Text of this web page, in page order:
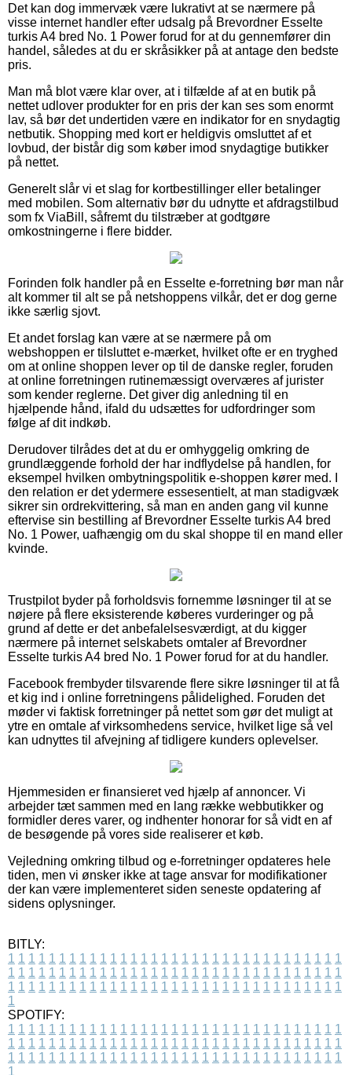
Det kan dog immervæk være lukrativt at se nærmere på
visse internet handler efter udsalg på Brevordner Esselte
turkis A4 bred No. 1 Power forud for at du gennemfører din
handel, således at du er skråsikker på at antage den bedste
pris.
Man må blot være klar over, at i tilfælde af at en butik på
nettet udlover produkter for en pris der kan ses som enormt
lav, så bør det undertiden være en indikator for en snydagtig
netbutik. Shopping med kort er heldigvis omsluttet af et
lovbud, der bistår dig som køber imod snydagtige butikker
på nettet.
Generelt slår vi et slag for kortbestillinger eller betalinger
med mobilen. Som alternativ bør du udnytte et afdragstilbud
som fx ViaBill, såfremt du tilstræber at godtgøre
omkostningerne i flere bidder.
Forinden folk handler på en Esselte e-forretning bør man når
alt kommer til alt se på netshoppens vilkår, det er dog gerne
ikke særlig sjovt.
Et andet forslag kan være at se nærmere på om
webshoppen er tilsluttet e-mærket, hvilket ofte er en tryghed
om at online shoppen lever op til de danske regler, foruden
at online forretningen rutinemæssigt overværes af jurister
som kender reglerne. Det giver dig anledning til en
hjælpende hånd, ifald du udsættes for udfordringer som
følge af dit indkøb.
Derudover tilrådes det at du er omhyggelig omkring de
grundlæggende forhold der har indflydelse på handlen, for
eksempel hvilken ombytningspolitik e-shoppen kører med. I
den relation er det ydermere essesentielt, at man stadigvæk
sikrer sin ordrekvittering, så man en anden gang vil kunne
eftervise sin bestilling af Brevordner Esselte turkis A4 bred
No. 1 Power, uafhængig om du skal shoppe til en mand eller
kvinde.
Trustpilot byder på forholdsvis fornemme løsninger til at se
nøjere på flere eksisterende køberes vurderinger og på
grund af dette er det anbefalelsesværdigt, at du kigger
nærmere på internet selskabets omtaler af Brevordner
Esselte turkis A4 bred No. 1 Power forud for at du handler.
Facebook frembyder tilsvarende flere sikre løsninger til at få
et kig ind i online forretningens pålidelighed. Foruden det
møder vi faktisk forretninger på nettet som gør det muligt at
ytre en omtale af virksomhedens service, hvilket lige så vel
kan udnyttes til afvejning af tidligere kunders oplevelser.
Hjemmesiden er finansieret ved hjælp af annoncer. Vi
arbejder tæt sammen med en lang række webbutikker og
formidler deres varer, og indhenter honorar for så vidt en af
de besøgende på vores side realiserer et køb.
Vejledning omkring tilbud og e-forretninger opdateres hele
tiden, men vi ønsker ikke at tage ansvar for modifikationer
der kan være implementeret siden seneste opdatering af
sidens oplysninger.
BITLY:
1 1 1 1 1 1 1 1 1 1 1 1 1 1 1 1 1 1 1 1 1 1 1 1 1 1 1 1 1 1 1 1 1
1 1 1 1 1 1 1 1 1 1 1 1 1 1 1 1 1 1 1 1 1 1 1 1 1 1 1 1 1 1 1 1 1
1 1 1 1 1 1 1 1 1 1 1 1 1 1 1 1 1 1 1 1 1 1 1 1 1 1 1 1 1 1 1 1 1
1
SPOTIFY:
1 1 1 1 1 1 1 1 1 1 1 1 1 1 1 1 1 1 1 1 1 1 1 1 1 1 1 1 1 1 1 1 1
1 1 1 1 1 1 1 1 1 1 1 1 1 1 1 1 1 1 1 1 1 1 1 1 1 1 1 1 1 1 1 1 1
1 1 1 1 1 1 1 1 1 1 1 1 1 1 1 1 1 1 1 1 1 1 1 1 1 1 1 1 1 1 1 1 1
1